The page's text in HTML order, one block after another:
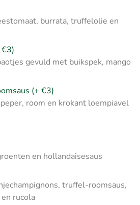
burrata, truffelolie en
€3)
gevuld met buikspek, mango
(+ €3)
room en krokant loempiavel
en hollandaisesaus
truffel-roomsaus,
en rucola